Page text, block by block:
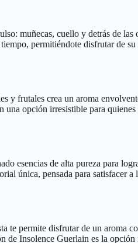
muñecas, cuello y detrás de las
permitiéndote disfrutar de
y frutales crea un aroma
opción irresistible para
esencias de alta pureza para
única, pensada para satisfacer a
te permite disfrutar de un aroma
de Insolence Guerlain es la opción